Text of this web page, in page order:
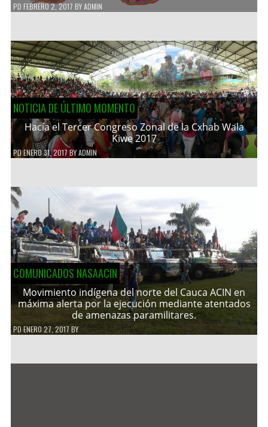
PD FEBRERO 2, 2017 BYADMIN
NOTICIA DE ÚLTIMO MOMENTO
Hacía el Tercer Congreso Zonal de la Cxhab Wala
Kiwe 2017
PDENERO 31, 2017 BYADMIN
COMUNICADOS NASAACIN
Movimiento indígena del norte del Cauca ACIN en
máxima alerta por la ejecución mediante atentados
de amenazas paramilitares.
PDENERO 27, 2017 BY